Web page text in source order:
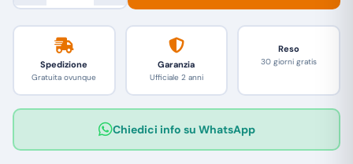
Spedizione
Gratuita ovunque
Garanzia
Ufficiale 2 anni
Reso
30 giorni gratis
Chiedici info su WhatsApp